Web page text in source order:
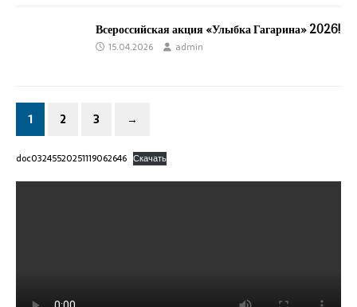
Всероссийская акция «Улыбка Гагарина» 2026!
15.04.2026 admin
1 2 3 →
doc03245520251119062646 Скачать